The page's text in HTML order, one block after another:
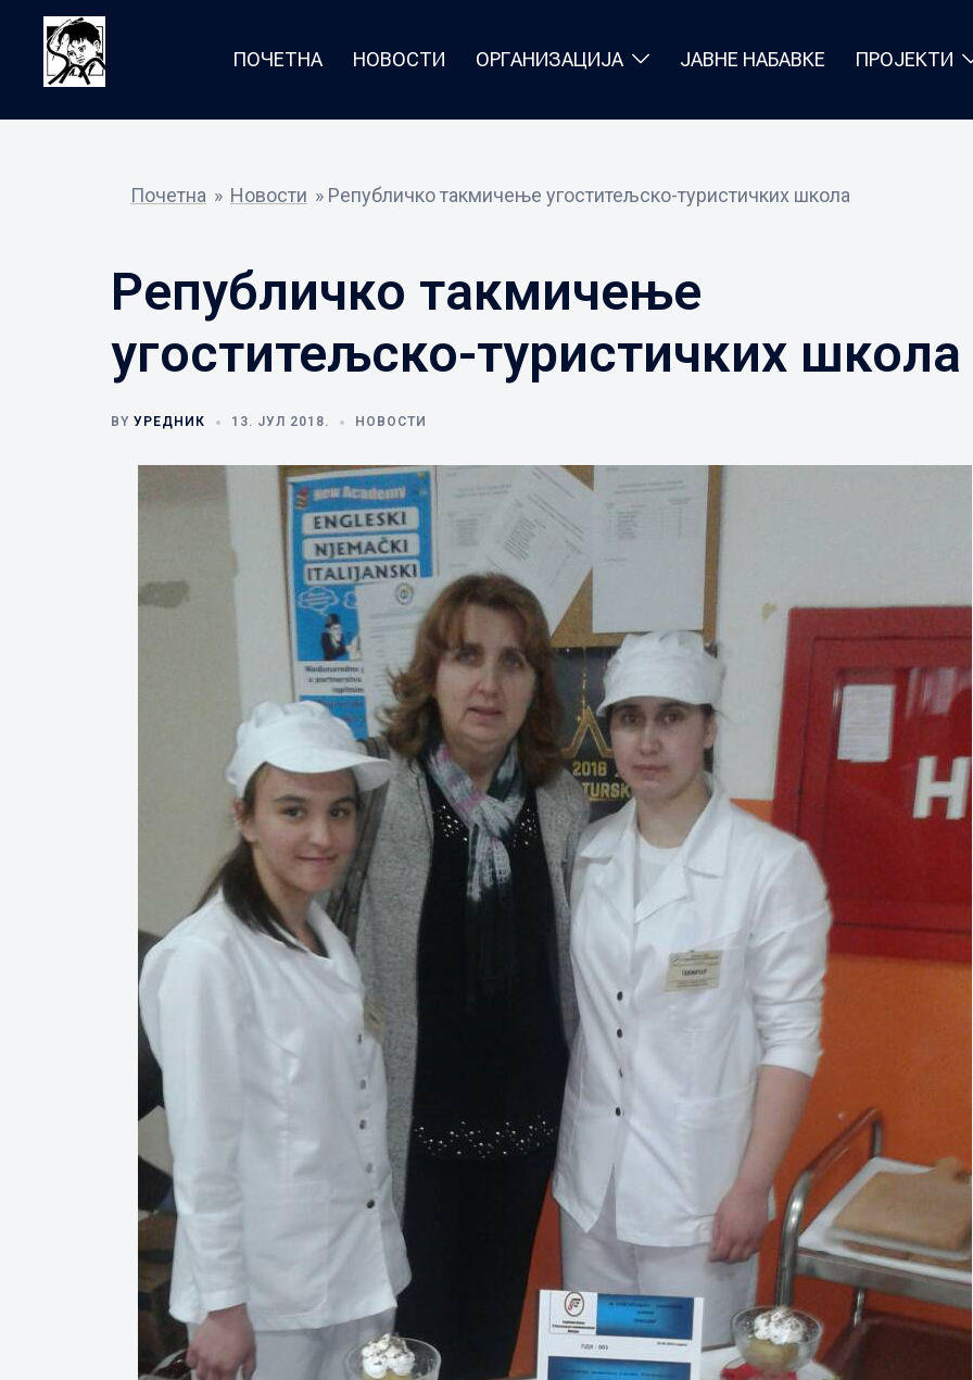
content
ПОЧЕТНА НОВОСТИ ОРГАНИЗАЦИЈА ЈАВНЕ НАБАВКЕ ПРОЈЕКТИ
Почетна » Новости » Републичко такмичење угоститељско-туристичких школа
Републичко такмичење
угоститељско-туристичких школа
BY УРЕДНИК 13. ЈУЛ 2018. НОВОСТИ